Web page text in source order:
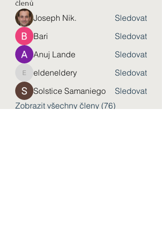
členů
Joseph Nik.
Sledovat
Bari
Sledovat
Anuj Lande
Sledovat
eldeneldery
eldeneldery
Sledovat
Solstice Samaniego
Sledovat
Zobrazit všechny členy (76)